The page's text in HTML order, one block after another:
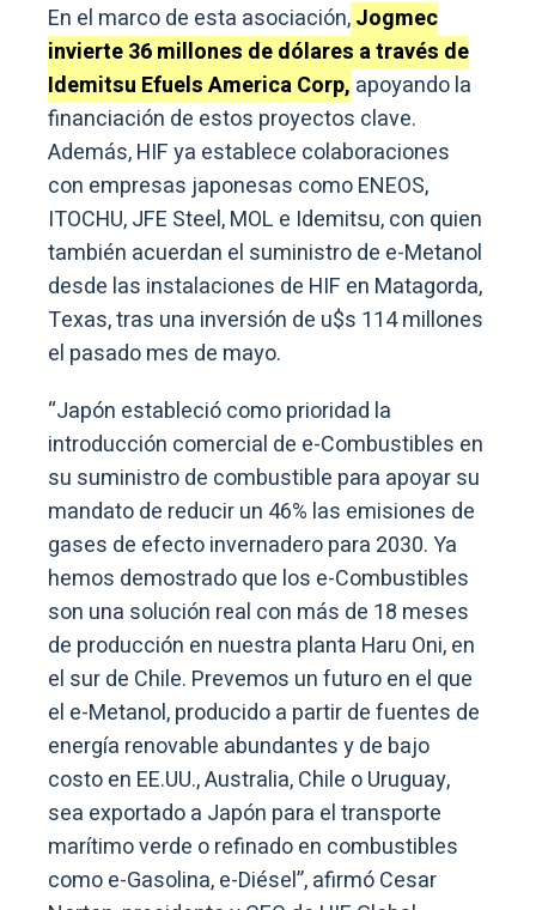
En el marco de esta asociación,Jogmec
invierte 36 millones de dólares a través de
Idemitsu Efuels America Corp, apoyando la
financiación de estos proyectos clave.
Además, HIF ya establece colaboraciones
con empresas japonesas como ENEOS,
ITOCHU, JFE Steel, MOL e Idemitsu, con quien
también acuerdan el suministro de e-Metanol
desde las instalaciones de HIF en Matagorda,
Texas, tras una inversión de u$s 114 millones
el pasado mes de mayo.
“Japón estableció como prioridad la
introducción comercial de e-Combustibles en
su suministro de combustible para apoyar su
mandato de reducir un 46% las emisiones de
gases de efecto invernadero para 2030. Ya
hemos demostrado que los e-Combustibles
son una solución real con más de 18 meses
de producción en nuestra planta Haru Oni, en
el sur de Chile. Prevemos un futuro en el que
el e-Metanol, producido a partir de fuentes de
energía renovable abundantes y de bajo
costo en EE.UU., Australia, Chile o Uruguay,
sea exportado a Japón para el transporte
marítimo verde o refinado en combustibles
como e-Gasolina, e-Diésel”, afirmó Cesar